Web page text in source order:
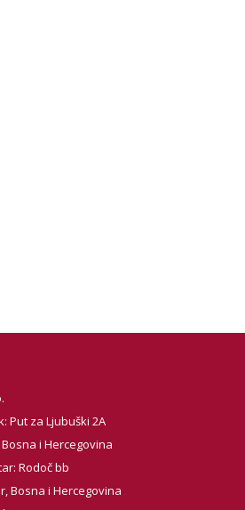
Put za Ljubuški 2A
Bosna i Hercegovina
Rodoč bb
Bosna i Hercegovina